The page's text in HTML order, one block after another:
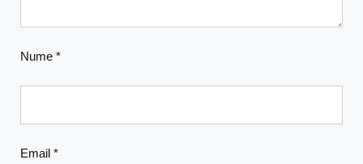
Nume *
Email *